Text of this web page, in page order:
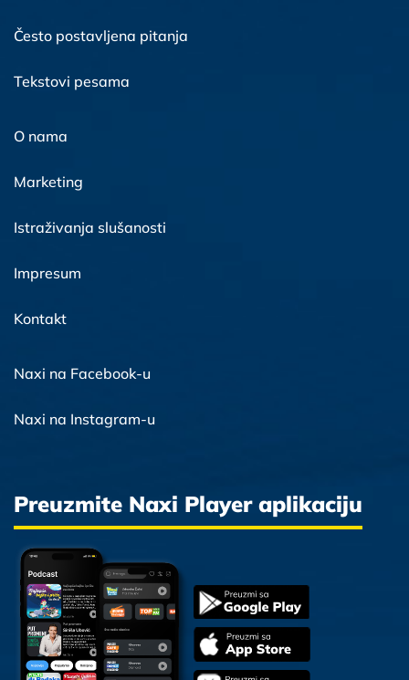
Često postavljena pitanja
Tekstovi pesama
O nama
Marketing
Istraživanja slušanosti
Impresum
Kontakt
Naxi na Facebook-u
Naxi na Instagram-u
Preuzmite Naxi Player aplikaciju